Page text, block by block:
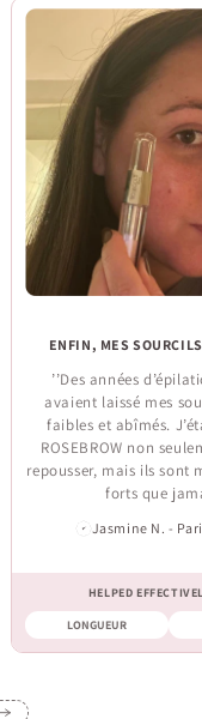
ENFIN, MES
’’Des années
avaient laissé mes
faibles et abîmés.
ROSEBROW non
repousser, mais ils sont
forts que
Jasmine N. -
HELPED
LONGUEUR